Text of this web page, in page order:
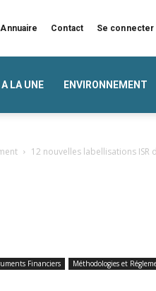
Annuaire Contact Se connecter
A LA UNE ENVIRONNEMENT
12 nouvelles labellisations ISR
Financiers Méthodologies et